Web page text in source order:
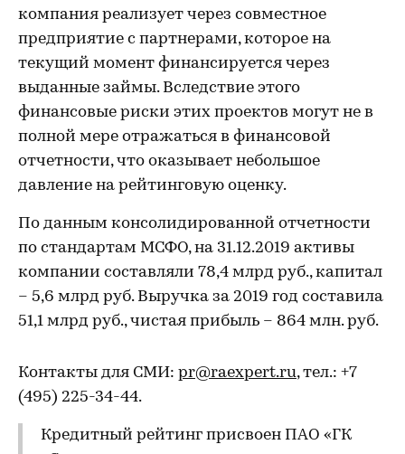
компания реализует через совместное
предприятие с партнерами, которое на
текущий момент финансируется через
выданные займы. Вследствие этого
финансовые риски этих проектов могут не в
полной мере отражаться в финансовой
отчетности, что оказывает небольшое
давление на рейтинговую оценку.
По данным консолидированной отчетности
по стандартам МСФО, на 31.12.2019 активы
компании составляли 78,4 млрд руб., капитал
– 5,6 млрд руб. Выручка за 2019 год составила
51,1 млрд руб., чистая прибыль – 864 млн. руб.
Контакты для СМИ: pr@raexpert.ru, тел.: +7
(495) 225-34-44.
Кредитный рейтинг присвоен ПАО «ГК